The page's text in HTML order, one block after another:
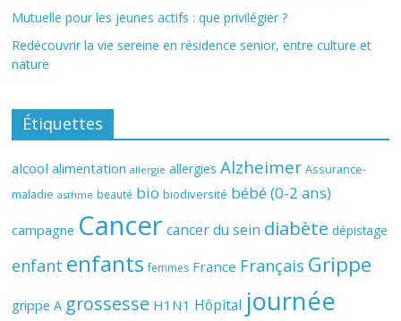
Mutuelle pour les jeunes actifs : que privilégier ?
Redécouvrir la vie sereine en résidence senior, entre culture et
nature
Étiquettes
alcool alimentation allergie allergies Alzheimer Assurance-
maladie asthme beauté bio biodiversité bébé (0-2 ans)
campagne Cancer cancer du sein diabète dépistage
enfant enfants femmes France Français Grippe
grippe A grossesse H1N1 Hôpital journée